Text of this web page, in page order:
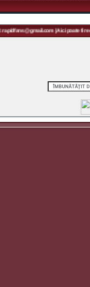
| Aici poate fi